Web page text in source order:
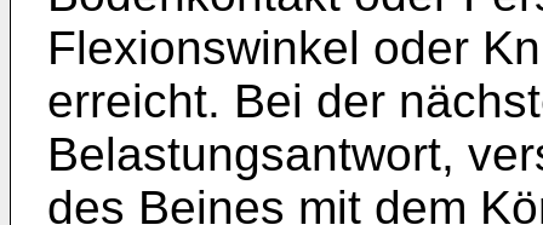
Flexionswinkel oder
erreicht. Bei der
Belastungsantwort,
des Beines mit dem